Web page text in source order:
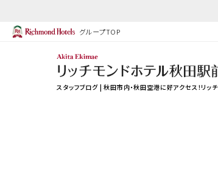
グループTOP
スタッフブログ | 秋田市内・秋田空港に好アクセス！リッ